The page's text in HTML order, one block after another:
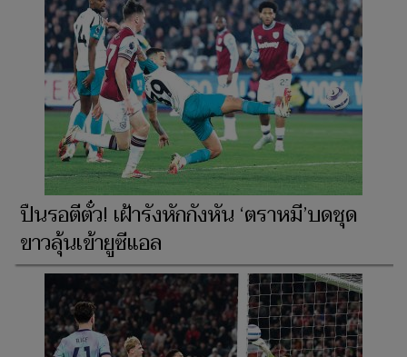
ปืนรอตีตั๋ว! เฝ้ารังหักกังหัน ‘ตราหมี’บดชุด
ขาวลุ้นเข้ายูซีแอล